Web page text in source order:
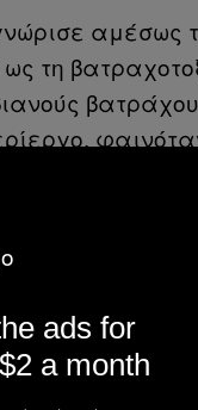
αμέσως
ως τη
μια θεωρία που
αποδείξει
βρέθηκαν δύο
είδη από
της άλλης να
ίδια τοξίνη,
ads for
a month